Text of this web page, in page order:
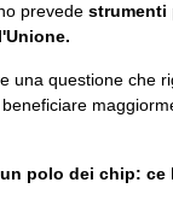
prevede strumenti
una questione che
polo dei chip: ce